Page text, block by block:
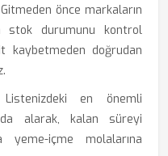
Gitmeden önce markaların
stok durumunu kontrol
kaybetmeden doğrudan
Listenizdeki en önemli
alarak, kalan süreyi
içme molalarına